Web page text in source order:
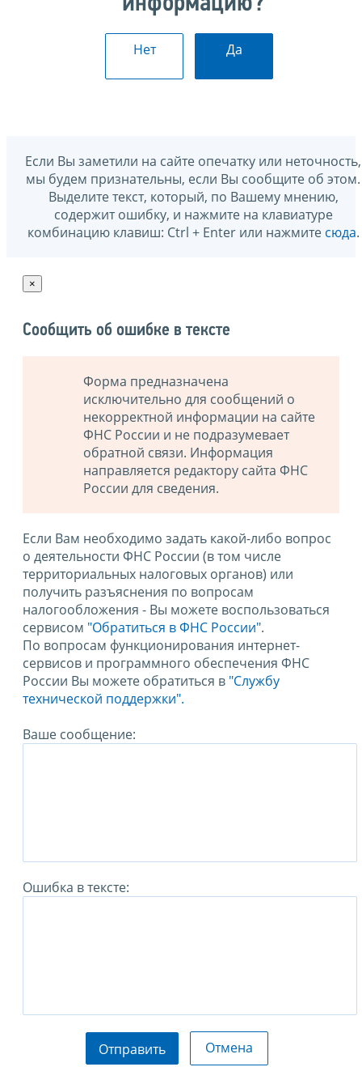
Нет Да
Если Вы заметили на сайте опечатку или неточность,
мы будем признательны, если Вы сообщите об этом.
Выделите текст, который, по Вашему мнению,
содержит ошибку, и нажмите на клавиатуре
комбинацию клавиш: Ctrl + Enter или нажмите сюда.
×
Сообщить об ошибке в тексте
Форма предназначена
исключительно для сообщений о
некорректной информации на сайте
ФНС России и не подразумевает
обратной связи. Информация
направляется редактору сайта ФНС
России для сведения.
Если Вам необходимо задать какой-либо вопрос
о деятельности ФНС России (в том числе
территориальных налоговых органов) или
получить разъяснения по вопросам
налогообложения - Вы можете воспользоваться
сервисом "Обратиться в ФНС России".
По вопросам функционирования интернет-
сервисов и программного обеспечения ФНС
России Вы можете обратиться в "Службу
технической поддержки".
Ваше сообщение:
Ошибка в тексте:
Отправить Отмена